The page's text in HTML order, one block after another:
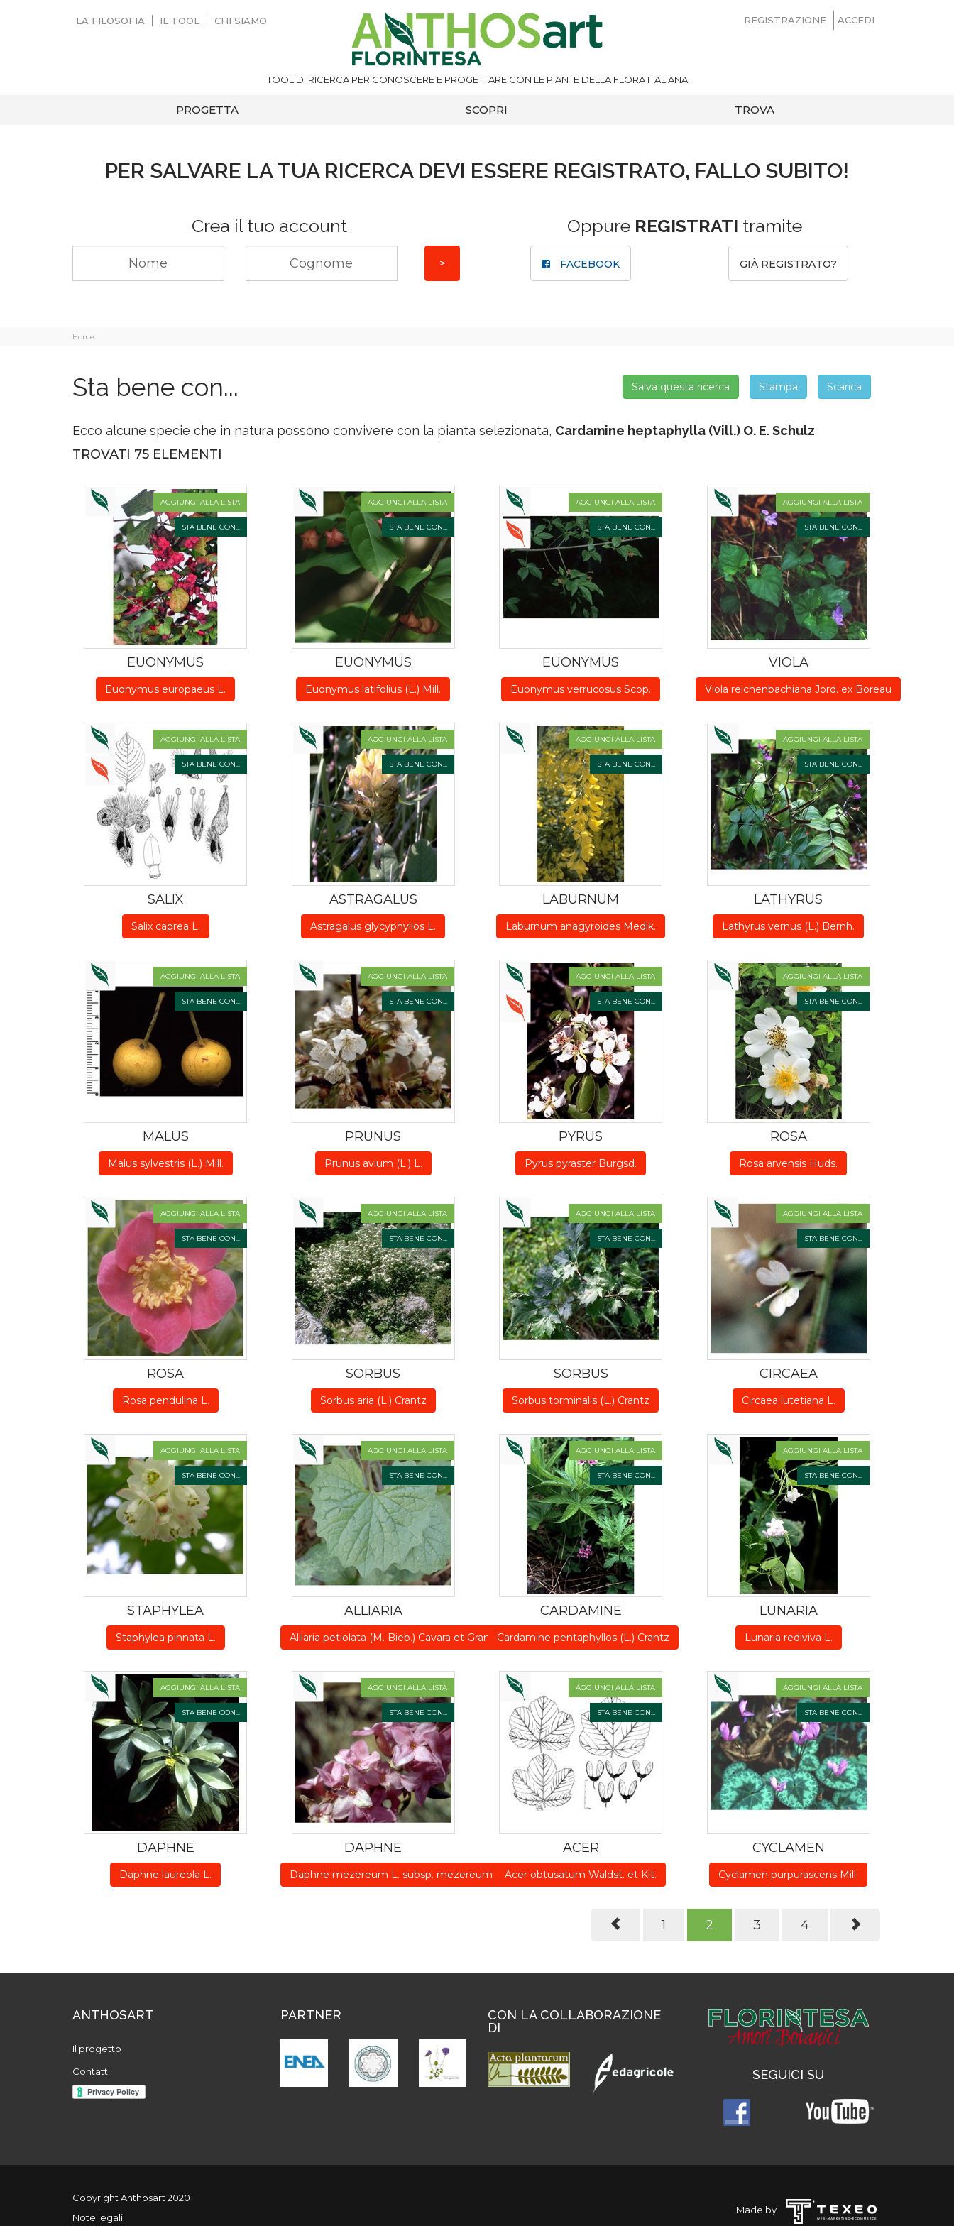
LA FILOSOFIA IL TOOL CHI SIAMO ACCEDI
REGISTRAZIONE
TOOL DI RICERCA PER CONOSCERE E PROGETTARE CON LE PIANTE DELLA FLORA ITALIANA
PROGETTA SCOPRI TROVA
PER SALVARE LA TUA RICERCA DEVI ESSERE REGISTRATO, FALLO SUBITO!
Crea il tuo account Oppure REGISTRATI tramite
FACEBOOK GIÀ REGISTRATO?
Home
Sta bene con... Scarica
Stampa
Salva questa ricerca
Ecco alcune specie che in natura possono convivere con la pianta selezionata, Cardamine heptaphylla (Vill.) O. E. Schulz
TROVATI 75 ELEMENTI
AGGIUNGI ALLA LISTA
STA BENE CON...
EUONYMUS
Euonymus europaeus L.
AGGIUNGI ALLA LISTA
STA BENE CON...
EUONYMUS
Euonymus latifolius (L.) Mill.
AGGIUNGI ALLA LISTA
STA BENE CON...
EUONYMUS
Euonymus verrucosus Scop.
AGGIUNGI ALLA LISTA
STA BENE CON...
VIOLA
Viola reichenbachiana Jord. ex Boreau
AGGIUNGI ALLA LISTA
STA BENE CON...
SALIX
Salix caprea L.
AGGIUNGI ALLA LISTA
STA BENE CON...
ASTRAGALUS
Astragalus glycyphyllos L.
AGGIUNGI ALLA LISTA
STA BENE CON...
LABURNUM
Laburnum anagyroides Medik.
AGGIUNGI ALLA LISTA
STA BENE CON...
LATHYRUS
Lathyrus vernus (L.) Bernh.
AGGIUNGI ALLA LISTA
STA BENE CON...
MALUS
Malus sylvestris (L.) Mill.
AGGIUNGI ALLA LISTA
STA BENE CON...
PRUNUS
Prunus avium (L.) L.
AGGIUNGI ALLA LISTA
STA BENE CON...
PYRUS
Pyrus pyraster Burgsd.
AGGIUNGI ALLA LISTA
STA BENE CON...
ROSA
Rosa arvensis Huds.
AGGIUNGI ALLA LISTA
STA BENE CON...
ROSA
Rosa pendulina L.
AGGIUNGI ALLA LISTA
STA BENE CON...
SORBUS
Sorbus aria (L.) Crantz
AGGIUNGI ALLA LISTA
STA BENE CON...
SORBUS
Sorbus torminalis (L.) Crantz
AGGIUNGI ALLA LISTA
STA BENE CON...
CIRCAEA
Circaea lutetiana L.
AGGIUNGI ALLA LISTA
STA BENE CON...
STAPHYLEA
Staphylea pinnata L.
AGGIUNGI ALLA LISTA
STA BENE CON...
ALLIARIA
Alliaria petiolata (M. Bieb.) Cavara et Grande
AGGIUNGI ALLA LISTA
STA BENE CON...
CARDAMINE
Cardamine pentaphyllos (L.) Crantz
AGGIUNGI ALLA LISTA
STA BENE CON...
LUNARIA
Lunaria rediviva L.
AGGIUNGI ALLA LISTA
STA BENE CON...
DAPHNE
Daphne laureola L.
AGGIUNGI ALLA LISTA
STA BENE CON...
DAPHNE
Daphne mezereum L. subsp. mezereum
AGGIUNGI ALLA LISTA
STA BENE CON...
ACER
Acer obtusatum Waldst. et Kit.
AGGIUNGI ALLA LISTA
STA BENE CON...
CYCLAMEN
Cyclamen purpurascens Mill.
1 2 3 4
ANTHOSART
Il progetto
Contatti
PARTNER
CON LA COLLABORAZIONE
DI
SEGUICI SU
Copyright Anthosart 2020
Note legali
Made by